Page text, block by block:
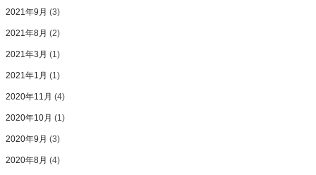
2021年9月 (3)
2021年8月 (2)
2021年3月 (1)
2021年1月 (1)
2020年11月 (4)
2020年10月 (1)
2020年9月 (3)
2020年8月 (4)